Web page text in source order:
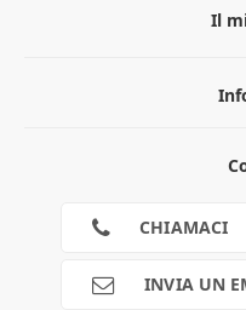
Il
CHIAMACI
INVIA UN